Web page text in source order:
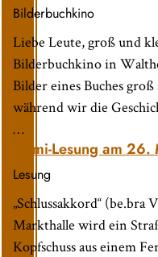
Bilderbuchkino
Liebe Leute, groß und
Bilderbuchkino in
Bilder eines Buches
während wir die
…
Krimi-Lesung am
Lesung
„Schlussakkord“
Markthalle wird ein
Kopfschuss aus einem